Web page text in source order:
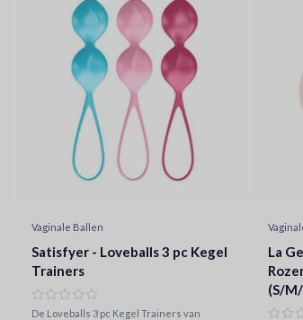
Vaginale Ballen
Satisfyer - Loveballs 3 pc Kegel
Trainers
De Loveballs 3 pc Kegel Trainers van
La
(S/